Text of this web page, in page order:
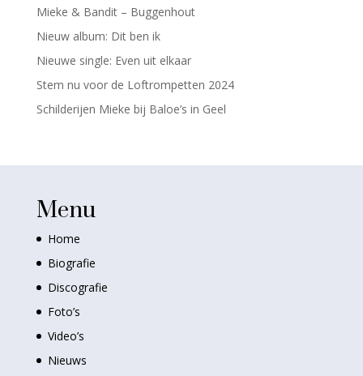
Mieke & Bandit – Buggenhout
Nieuw album: Dit ben ik
Nieuwe single: Even uit elkaar
Stem nu voor de Loftrompetten 2024
Schilderijen Mieke bij Baloe’s in Geel
Menu
Home
Biografie
Discografie
Foto’s
Video’s
Nieuws